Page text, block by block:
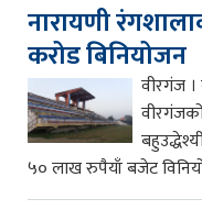
नारायणी
करोड बिनियोजन
वीरगंज
५० लाख रुपैयाँ बजेट